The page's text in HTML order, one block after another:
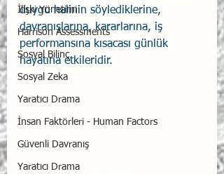
İlişki Yönetimi
Harrison Assessments
Sosyal Bilinç
Sosyal Zeka
Yaratıcı Drama
İnsan Faktörleri - Human Factors
Güvenli Davranış
Yaratıcı Drama
duygu halinin söylediklerine,
davranışlarına, kararlarına, iş
performansına kısacası günlük
hayatına etkileridir.